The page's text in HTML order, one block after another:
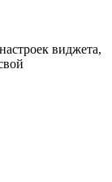
виджета,